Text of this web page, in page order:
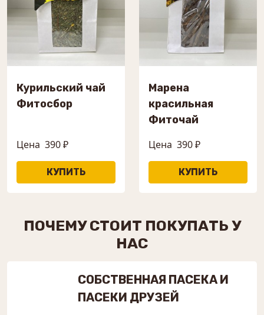
Курильский чай
Фитосбор
Цена 390 ₽
Марена
красильная
Фиточай
Цена 390 ₽
ПОЧЕМУ СТОИТ ПОКУПАТЬ У
НАС
СОБСТВЕННАЯ ПАСЕКА И
ПАСЕКИ ДРУЗЕЙ